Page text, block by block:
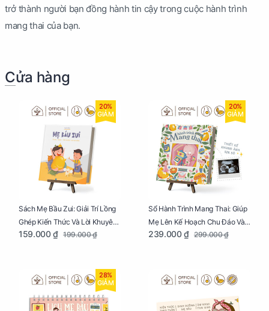
trở thành người bạn đồng hành tin cậy trong cuộc hành trình
mang thai của bạn.
Cửa hàng
20%
GIẢM
Sách Mẹ Bầu Zui: Giải Trí Lồng
Ghép Kiến Thức Và Lời Khuyên
Mang Thai Bổ Ích
159.000 ₫ 199.000 ₫
20%
GIẢM
Sổ Hành Trình Mang Thai: Giúp
Mẹ Lên Kế Hoạch Chu Đáo Và
Lưu Giữ Kỷ Niệm Mang Thai
239.000 ₫ 299.000 ₫
28%
GIẢM